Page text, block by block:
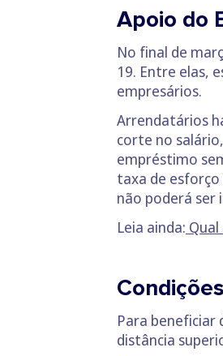
Apoio do
No final de
19. Entre elas,
empresários.
Arrendatários
corte no
empréstimo
taxa de
não poderá ser
Leia ainda:
Condições
Para beneficiar
distância